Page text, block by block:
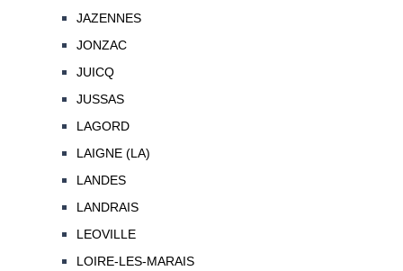
JAZENNES
JONZAC
JUICQ
JUSSAS
LAGORD
LAIGNE (LA)
LANDES
LANDRAIS
LEOVILLE
LOIRE-LES-MARAIS